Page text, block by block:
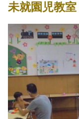
未就園児教